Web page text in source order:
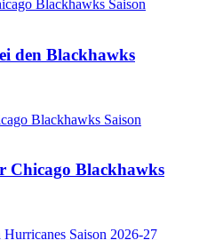
den Blackhawks
Chicago Blackhawks